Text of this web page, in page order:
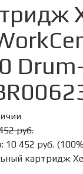
руб.
10 452 руб.(
картридж